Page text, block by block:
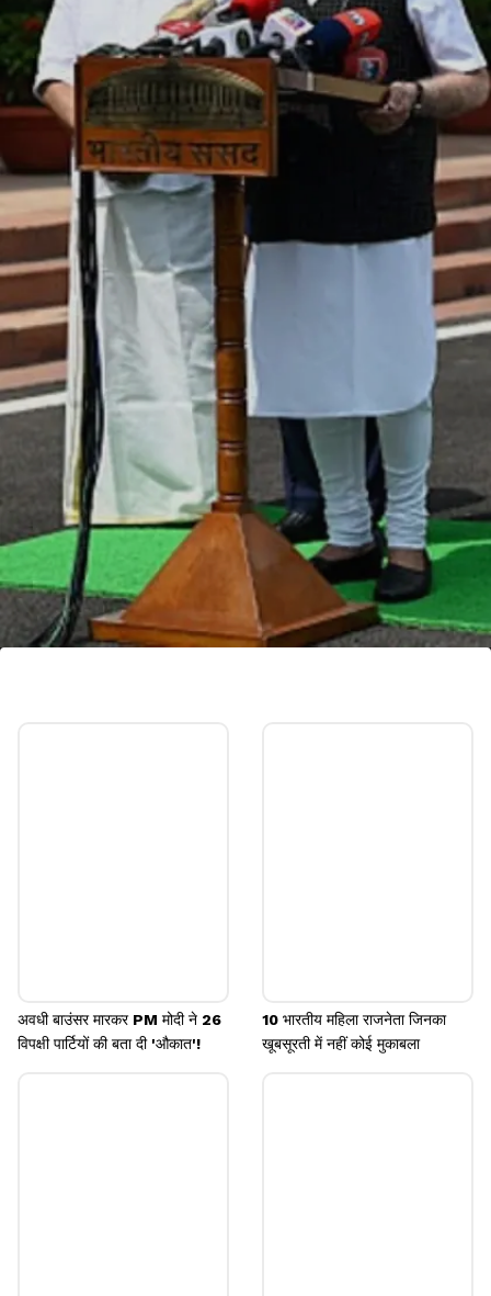
अवधी बाउंसर मारकर PM मोदी ने 26
विपक्षी पार्टियों की बता दी 'औकात'!
10 भारतीय महिला राजनेता जिनका
खूबसूरती में नहीं कोई मुकाबला